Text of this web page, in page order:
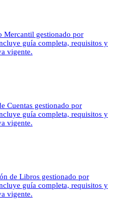
Mercantil gestionado por
guía completa, requisitos y
vigente.
Cuentas gestionado por
guía completa, requisitos y
vigente.
de Libros gestionado por
guía completa, requisitos y
vigente.